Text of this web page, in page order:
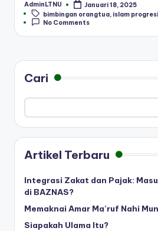
Posted
by
AdminLTNU
Januari 18, 2025
Tags:bimbingan orangtua islam
No Comments
Cari
Artikel Terbaru
Integrasi Zakat dan Pajak:
di BAZNAS?
Memaknai Amar Ma’ruf Nahi
Siapakah Ulama Itu?